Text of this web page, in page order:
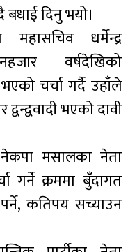
दिनु भयो।
धर्मेन्द्र
वर्षदेखिको
चर्चा गर्दै उहाँले
भएको दावी
नेकपा मसालका नेता
गर्ने क्रममा बुँदागत
कतिपय सच्याउन